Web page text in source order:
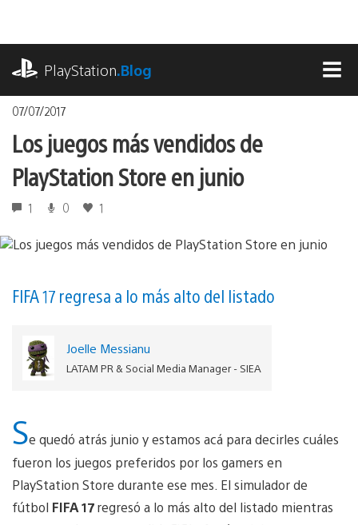
contenido
PlayStation.Blog
07/07/2017
Los juegos más vendidos de
PlayStation Store en junio
1 0 1
FIFA 17 regresa a lo más alto del listado
Joelle Messianu
LATAM PR & Social Media Manager - SIEA
Se quedó atrás junio y estamos acá para decirles cuáles
fueron los juegos preferidos por los gamers en
PlayStation Store durante ese mes. El simulador de
fútbol FIFA 17regresó a lo más alto del listado mientras